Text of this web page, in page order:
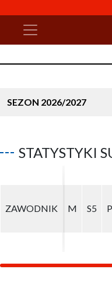
SEZON 2026/2027
STATYSTYKI
ZAWODNIK M S5
ZAWODNIK M S5